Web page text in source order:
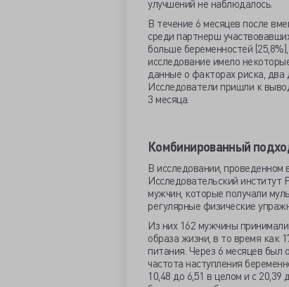
улучшений не наблюдалось.
В течение 6 месяцев после
среди партнерш
больше беременностей
исследование имело
данные о факторах риска,
Исследователи пришли к
3 месяца.
Комбинированный
В исследовании,
Исследовательский институт
мужчин, которые получали
регулярные физические
Из них 162 мужчины
образа жизни, в то время как
питания. Через 6 месяцев
частота наступления
10,48 до 6,51 в целом и с 20,39